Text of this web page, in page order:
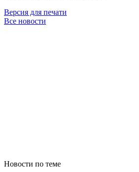
Версия для печати
Все новости
Новости по теме